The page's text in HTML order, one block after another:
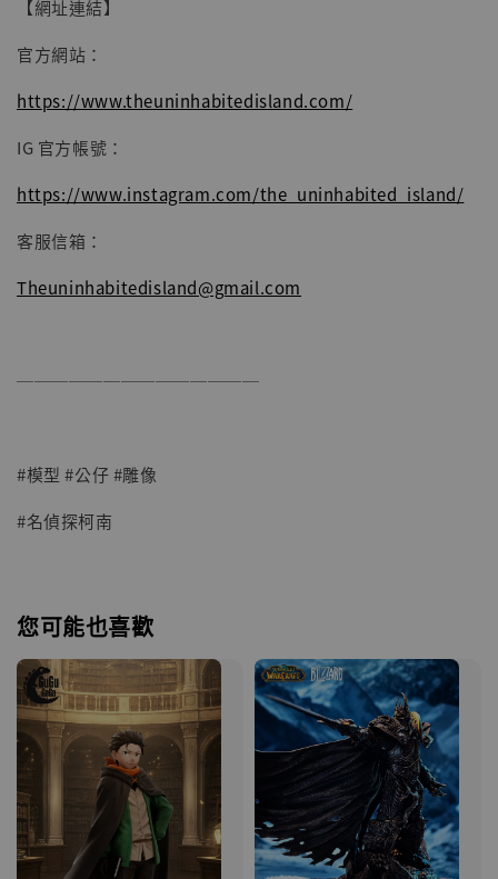
【網址連結】
官方網站：
https://www.theuninhabitedisland.com/
IG 官方帳號：
https://www.instagram.com/the_uninhabited_island/
客服信箱：
Theuninhabitedisland@gmail.com
──────────────
#模型 #公仔 #雕像
#名偵探柯南
您可能也喜歡